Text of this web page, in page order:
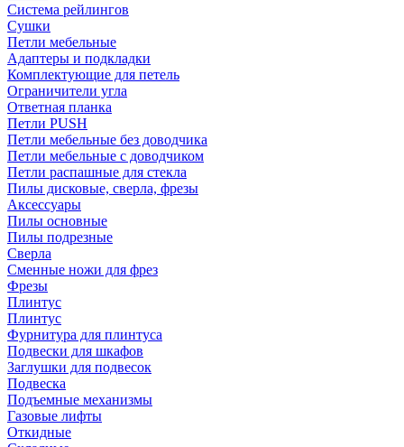
Система рейлингов
Сушки
Петли мебельные
Адаптеры и подкладки
Комплектующие для петель
Ограничители угла
Ответная планка
Петли PUSH
Петли мебельные без доводчика
Петли мебельные с доводчиком
Петли распашные для стекла
Пилы дисковые, сверла, фрезы
Аксессуары
Пилы основные
Пилы подрезные
Сверла
Сменные ножи для фрез
Фрезы
Плинтус
Плинтус
Фурнитура для плинтуса
Подвески для шкафов
Заглушки для подвесок
Подвеска
Подъемные механизмы
Газовые лифты
Откидные